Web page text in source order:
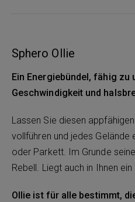
Sphero Ollie
Ein Energiebündel, fähig zu
Geschwindigkeit und
Lassen Sie diesen
vollführen und jedes Gelände
oder Parkett. Im Grunde
Rebell. Liegt auch in Ihnen
Ollie ist für alle bestimmt,